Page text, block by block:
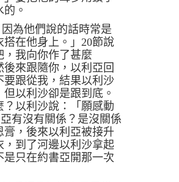
。
為他們說的話時常是
搭在他身上。」20節說
我向你作了甚麼
來跟隨你，以利亞回
跟從我，結果以利沙
以利沙卻是跟到底。
？以利沙說：
「願感動
有沒有關係？是沒關係
，後來以利亞被接升
到了河邊以利沙拿起
只在約書亞開那一次